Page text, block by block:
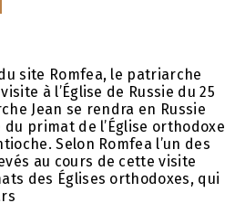
site Romfea, le patriarche
à l’Église de Russie du 25
Jean se rendra en Russie
primat de l’Église orthodoxe
Selon Romfea l’un des
au cours de cette visite
des Églises orthodoxes, qui